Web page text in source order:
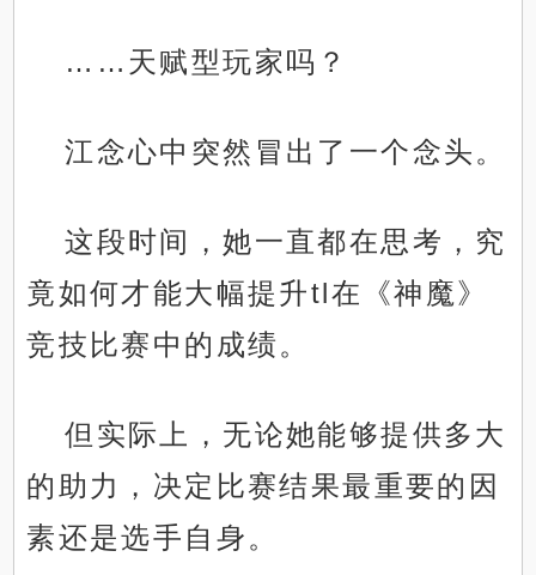
……天赋型玩家吗？
江念心中突然冒出了一个念头。
这段时间，她一直都在思考，究
竟如何才能大幅提升tl在《神魔》
竞技比赛中的成绩。
但实际上，无论她能够提供多大
的助力，决定比赛结果最重要的因
素还是选手自身。